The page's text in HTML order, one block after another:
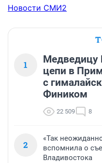
Новости СМИ2
1
цепи в
с
Фиником
22 509 8
2
«Так
вспомнила о
Владивостока